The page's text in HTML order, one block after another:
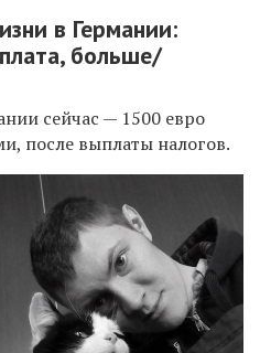
в Германии:
больше/
сейчас — 1500 евро
после выплаты налогов.